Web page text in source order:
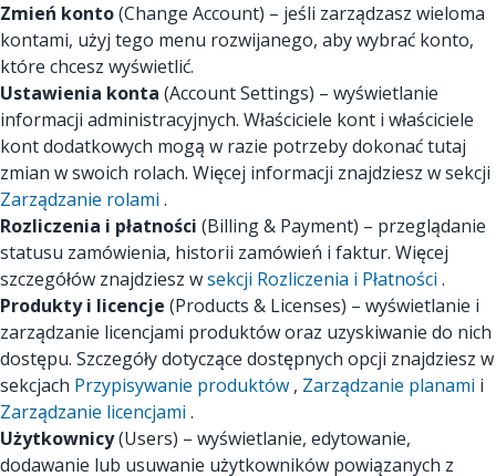
Zmień konto(Change Account) – jeśli zarządzasz wieloma
kontami, użyj tego menu rozwijanego, aby wybrać konto,
które chcesz wyświetlić.
Ustawienia konta (Account Settings) – wyświetlanie
informacji administracyjnych. Właściciele kont i właściciele
kont dodatkowych mogą w razie potrzeby dokonać tutaj
zmian w swoich rolach. Więcej informacji znajdziesz w sekcji
Zarządzanie rolami .
Rozliczenia i płatności (Billing & Payment) – przeglądanie
statusu zamówienia, historii zamówień i faktur. Więcej
szczegółów znajdziesz wsekcji Rozliczenia i Płatności .
Produkty i licencje (Products & Licenses) – wyświetlanie i
zarządzanie licencjami produktów oraz uzyskiwanie do nich
dostępu. Szczegóły dotyczące dostępnych opcji znajdziesz w
sekcjach Przypisywanie produktów , Zarządzanie planami i
Zarządzanie licencjami .
Użytkownicy(Users) – wyświetlanie, edytowanie,
dodawanie lub usuwanie użytkowników powiązanych z